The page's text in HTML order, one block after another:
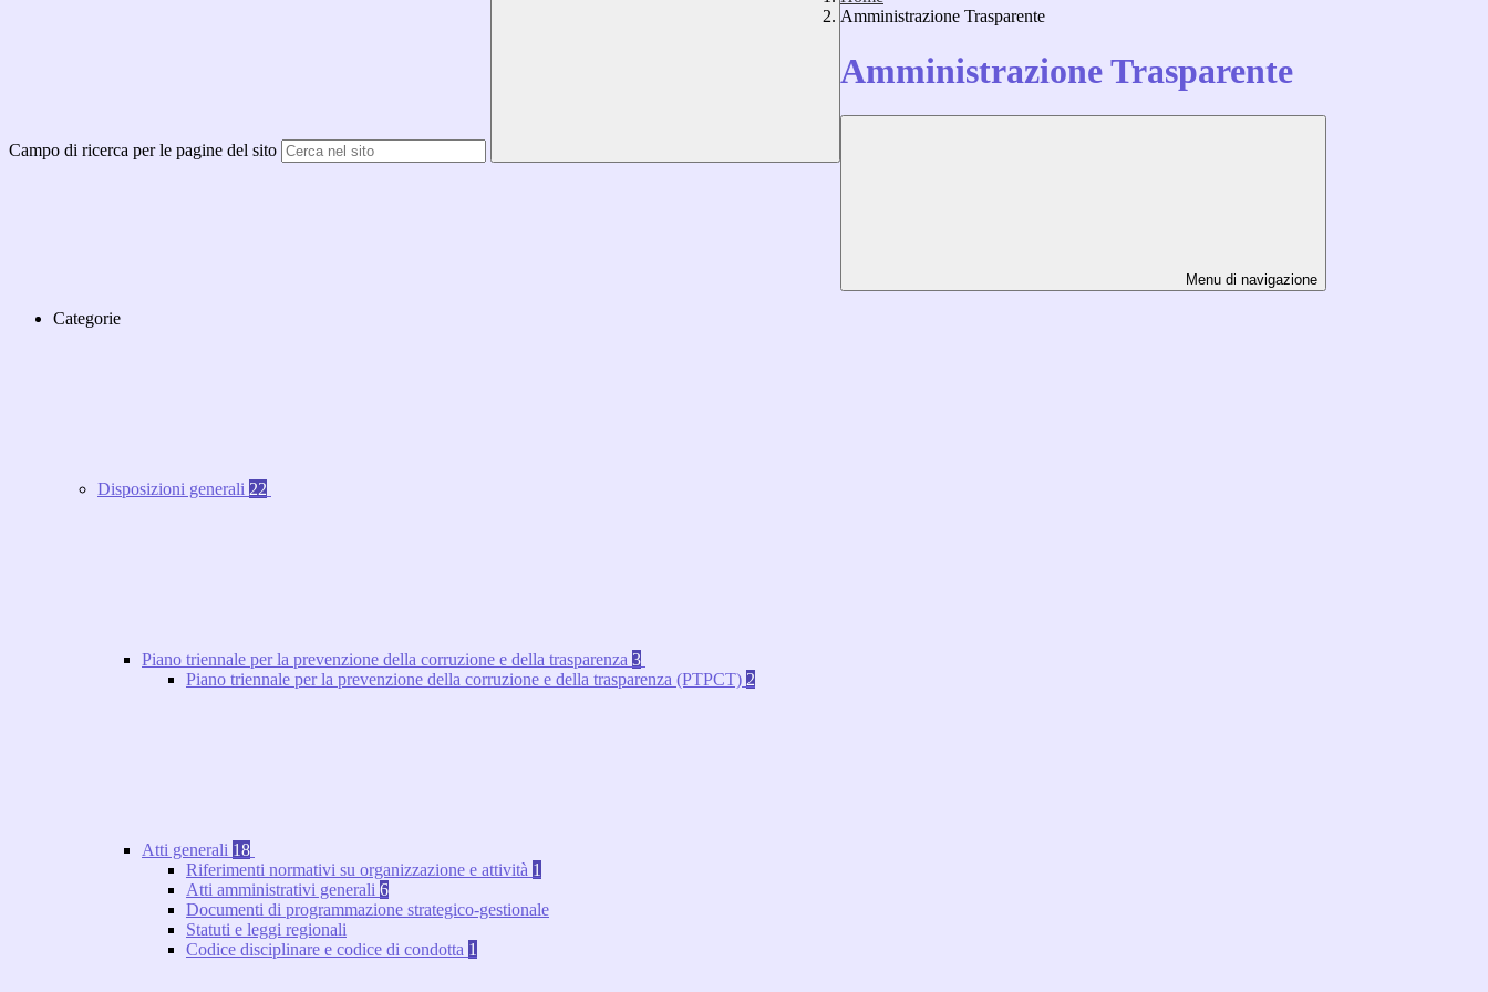
Campo di ricerca per le pagine del sito
Amministrazione Trasparente
Amministrazione Trasparente
Menu di navigazione
Categorie
Disposizioni generali 22
Piano triennale per la prevenzione della corruzione e della trasparenza 3
Piano triennale per la prevenzione della corruzione e della trasparenza (PTPCT) 2
Atti generali 18
Riferimenti normativi su organizzazione e attività 1
Atti amministrativi generali 6
Documenti di programmazione strategico-gestionale
Statuti e leggi regionali
Codice disciplinare e codice di condotta 1